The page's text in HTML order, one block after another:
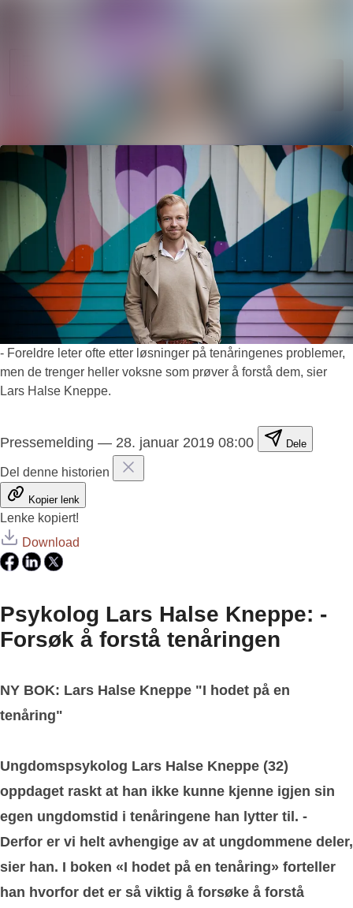
- Foreldre leter ofte etter løsninger på tenåringenes problemer,
men de trenger heller voksne som prøver å forstå dem, sier
Lars Halse Kneppe.
Pressemelding — 28. januar 2019 08:00 Dele
Del denne historien
Kopier lenk
Lenke kopiert!
Download
Psykolog Lars Halse Kneppe: -
Forsøk å forstå tenåringen
NY BOK: Lars Halse Kneppe "I hodet på en
tenåring"
Ungdomspsykolog Lars Halse Kneppe (32)
oppdaget raskt at han ikke kunne kjenne igjen sin
egen ungdomstid i tenåringene han lytter til. -
Derfor er vi helt avhengige av at ungdommene deler,
sier han. I boken «I hodet på en tenåring» forteller
han hvorfor det er så viktig å forsøke å forstå